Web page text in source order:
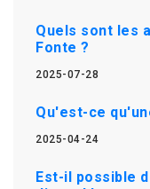
Quels sont les
Fonte ?
2025-07-28
Qu'est-ce
2025-04-24
Est-il possible